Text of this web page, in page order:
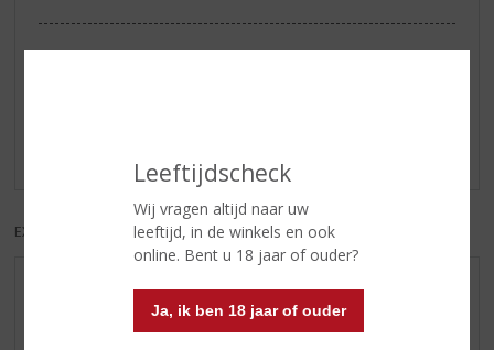
Leeftijdscheck
Wij vragen altijd naar uw
leeftijd, in de winkels en ook
online. Bent u 18 jaar of ouder?
Ja, ik ben 18 jaar of ouder
EXCL. BTW INCL. BTW
AANBIEDINGEN
WIJN VAN DE MAAND